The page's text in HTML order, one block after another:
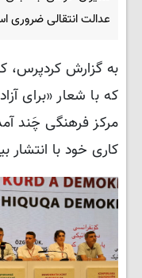
عدالت انتقالی ضروری
به گزارش کردپرس،
که با شعار «برای
مرکز فرهنگی چَند
کاری خود با انتشار